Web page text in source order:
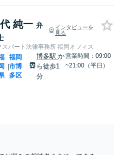
純一 弁
インタビューを
見る
スパート法律事務所 福岡オフィス
|
福岡
市博
多区
博多駅 か
ら徒歩1
分
営業時間：09:00
~21:00（平日）